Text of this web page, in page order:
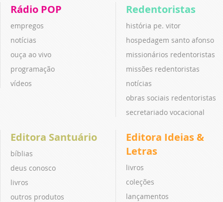
Rádio POP
empregos
notícias
ouça ao vivo
programação
vídeos
Redentoristas
história pe. vitor
hospedagem santo afonso
missionários redentoristas
missões redentoristas
notícias
obras sociais redentoristas
secretariado vocacional
Editora Santuário
bíblias
deus conosco
livros
outros produtos
Editora Ideias &
Letras
livros
coleções
lançamentos